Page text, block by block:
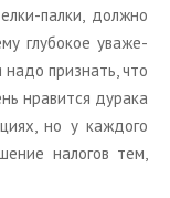
палки, долж­но
глу­бо­кое ува­же­
надо при­знать, что
нра­вит­ся ду­ра­ка
но у каж­до­го
на­ло­гов тем,